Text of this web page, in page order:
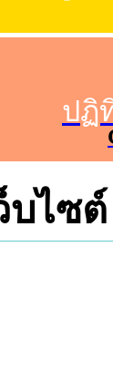
ปฏิ
บไซต์